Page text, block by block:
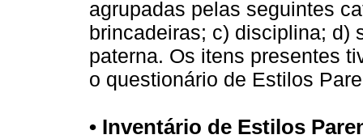
agrupadas pelas seguintes
brincadeiras; c) disciplina; d)
paterna. Os itens presentes
o questionário de Estilos
• Inventário de Estilos